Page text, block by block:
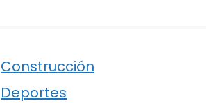
Construcción
Deportes